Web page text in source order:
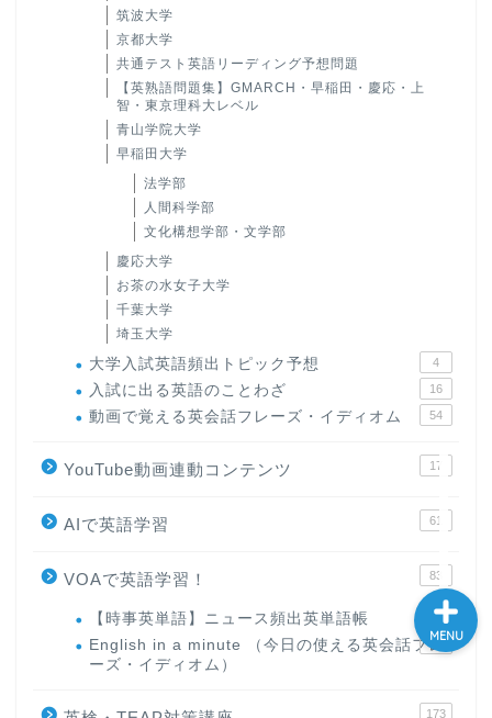
筑波大学
京都大学
共通テスト英語リーディング予想問題
【英熟語問題集】GMARCH・早稲田・慶応・上
智・東京理科大レベル
青山学院大学
早稲田大学
法学部
人間科学部
文化構想学部・文学部
慶応大学
お茶の水女子大学
千葉大学
埼玉大学
大学入試英語頻出トピック予想 4
入試に出る英語のことわざ 16
動画で覚える英会話フレーズ・イディオム 54
YouTube動画連動コンテンツ 17
AIで英語学習 61
VOAで英語学習！ 83
【時事英単語】ニュース頻出英単語帳 10
English in a minute （今日の使える英会話フレ
ーズ・イディオム）
63
173
MENU
原田高志の”ほぼ日刊”英語
学習＆大学入試英語コラム
“シン”・英会話スピード表
英語名言・格言・カッコい
い英語＆素敵な英文フレー
過去記事